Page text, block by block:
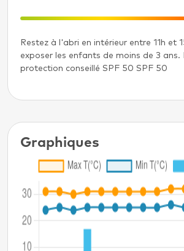
Restez à l'abri en intérieur entre 11h et
exposer les enfants de moins de 3 ans.
protection conseillé SPF 50 SPF 50
Graphiques